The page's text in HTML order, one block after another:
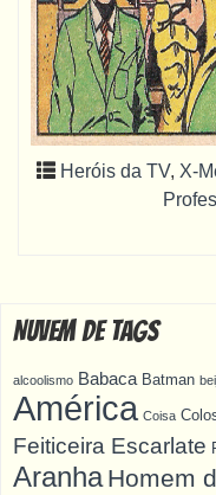
Heróis da TV, X-
Nuvem de Tags
alcoolismo Babaca Batman
América Coisa
Feiticeira Escarlate
Aranha Homem